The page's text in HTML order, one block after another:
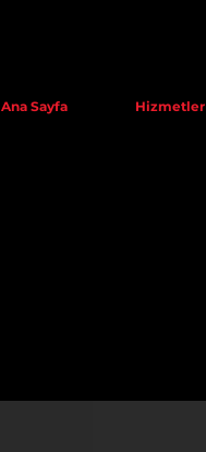
Ana Sayfa Hizmetler